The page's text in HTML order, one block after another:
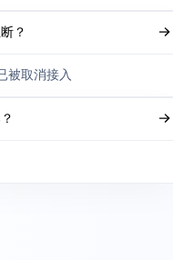
？
被取消接入